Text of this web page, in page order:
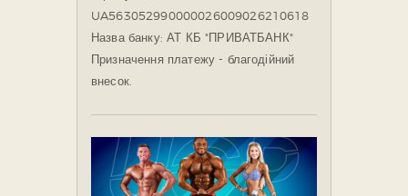
UA563052990000026009026210618
Назва банку: АТ КБ "ПРИВАТБАНК"
Призначення платежу - благодійний
внесок.